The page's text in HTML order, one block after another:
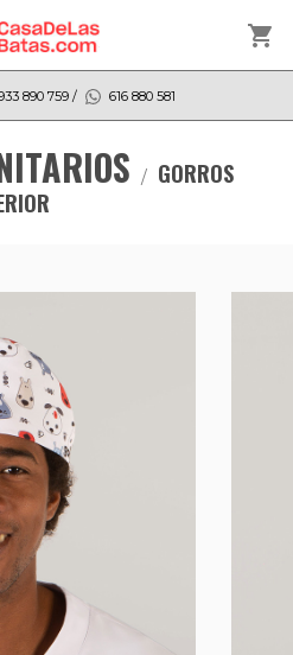
shopping_cart
890 759 / 616 880 581
GORROS